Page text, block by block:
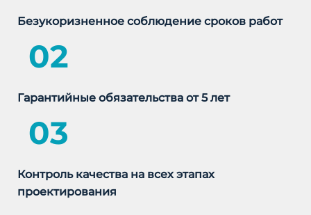
Безукоризненное соблюдение сроков работ
02
Гарантийные обязательства от 5 лет
03
Контроль качества на всех этапах
проектирования